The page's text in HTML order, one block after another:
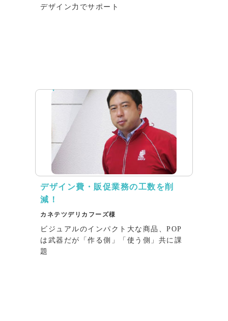
デザイン力でサポート
デザイン費・販促業務の工数を削
減！
カネテツデリカフーズ様
ビジュアルのインパクト大な商品、POP
は武器だが「作る側」「使う側」共に課
題